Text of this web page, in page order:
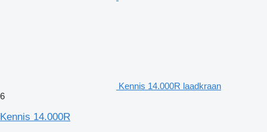
Kennis 14.000R laadkraan
6
Kennis 14.000R